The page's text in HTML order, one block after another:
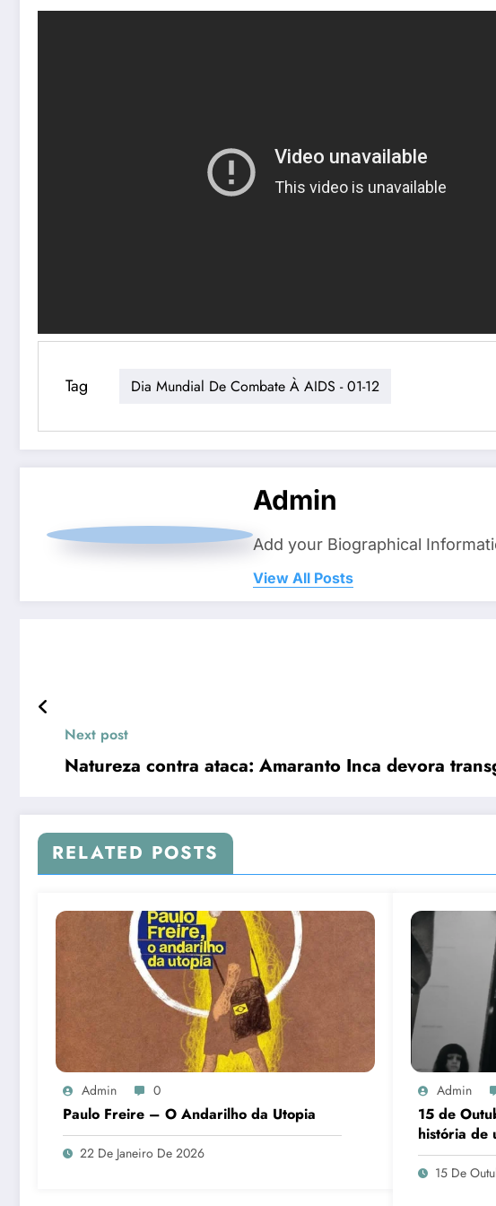
Tag Dia Mundial De Combate À AIDS - 01-12
Admin
Add your Biographical
View All Posts
Next post
Natureza contra ataca: Amaranto Inca devora
RELATED POSTS
Admin 0
Paulo Freire – O Andarilho da Utopia
22 De Janeiro De 2026
Admin
15 de
história de
pessoas
15 De